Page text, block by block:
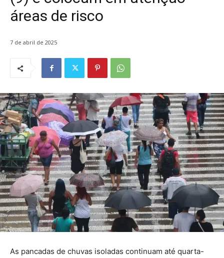
áreas de risco
7 de abril de 2025
As pancadas de chuvas isoladas continuam até quarta-